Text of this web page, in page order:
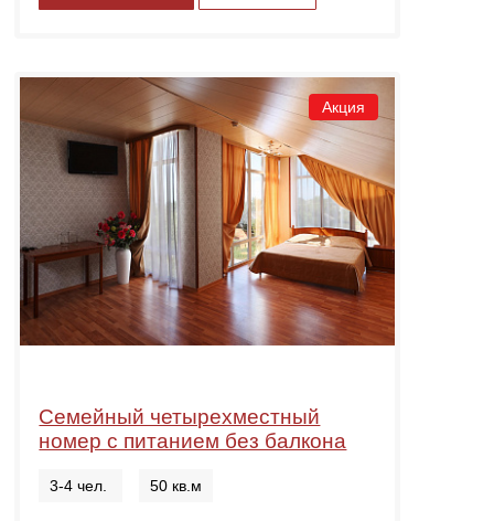
Акция
Семейный четырехместный
номер с питанием без балкона
3-4 чел. 50 кв.м